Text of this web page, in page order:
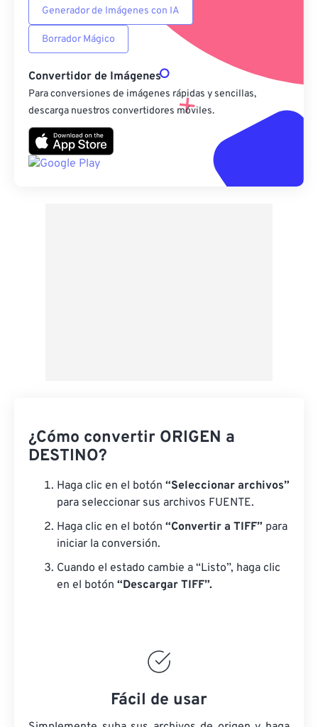
Generador de Imágenes con IA
Borrador Mágico
Convertidor de Imágenes
Para conversiones de imágenes rápidas y sencillas,
descarga nuestros convertidores móviles.
¿Cómo convertir ORIGEN a
DESTINO?
Haga clic en el botón “Seleccionar archivos”
para seleccionar sus archivos FUENTE.
Haga clic en el botón “Convertir a TIFF” para
iniciar la conversión.
Cuando el estado cambie a “Listo”, haga clic
en el botón “Descargar TIFF”.
Fácil de usar